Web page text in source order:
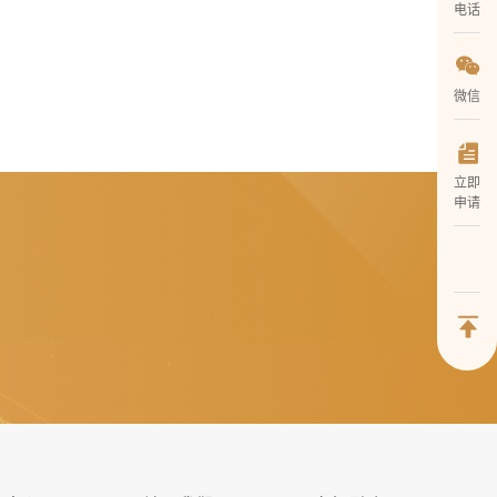
电话
微信
立即
申请